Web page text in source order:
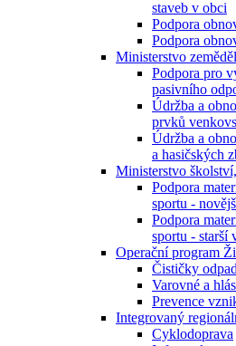
staveb v obci
Podpora
Podpora
Ministerstvo
Podpora pro
pasivního
Údržba a
prvků
Údržba a
a hasičských
Ministerstvo
Podpora
sportu -
Podpora
sportu - starší
Operační program
Čističky
Varovné a
Prevence
Integrovaný
Cyklodoprava